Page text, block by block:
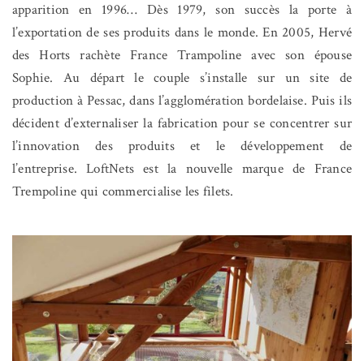
apparition en 1996… Dès 1979, son succès la porte à
l’exportation de ses produits dans le monde. En 2005, Hervé
des Horts rachète France Trampoline avec son épouse
Sophie. Au départ le couple s’installe sur un site de
production à Pessac, dans l’agglomération bordelaise. Puis ils
décident d’externaliser la fabrication pour se concentrer sur
l’innovation des produits et le développement de
l’entreprise. LoftNets est la nouvelle marque de France
Trempoline qui commercialise les filets.